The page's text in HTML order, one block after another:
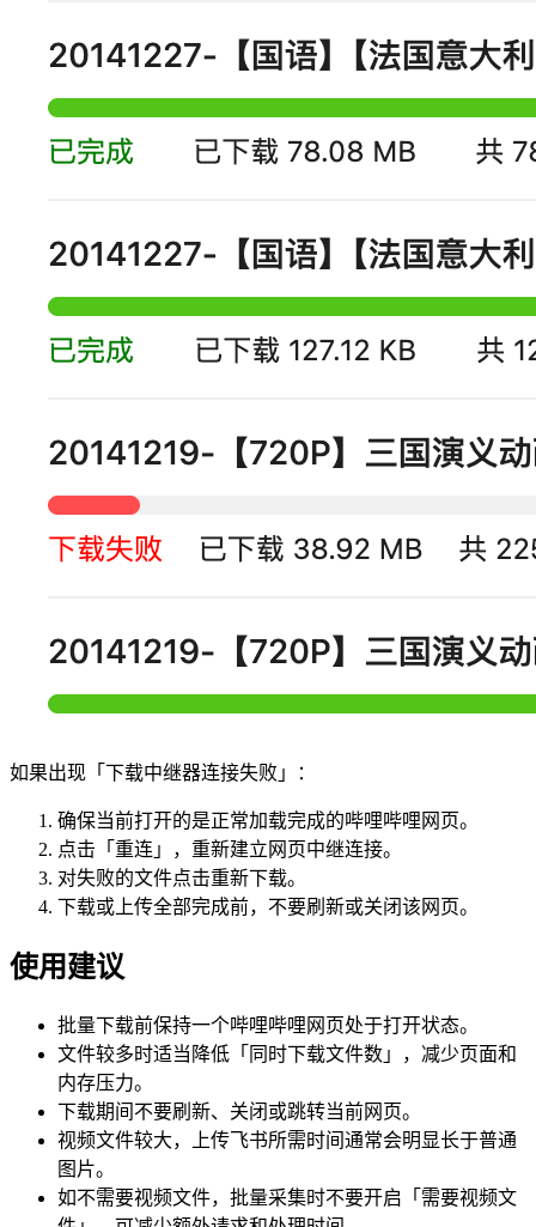
如果出现「下载中继器连接失败」：
确保当前打开的是正常加载完成的哔哩哔哩网页。
点击「重连」，重新建立网页中继连接。
对失败的文件点击重新下载。
下载或上传全部完成前，不要刷新或关闭该网页。
使用建议
批量下载前保持一个哔哩哔哩网页处于打开状态。
文件较多时适当降低「同时下载文件数」，减少页面和
内存压力。
下载期间不要刷新、关闭或跳转当前网页。
视频文件较大，上传飞书所需时间通常会明显长于普通
图片。
如不需要视频文件，批量采集时不要开启「需要视频文